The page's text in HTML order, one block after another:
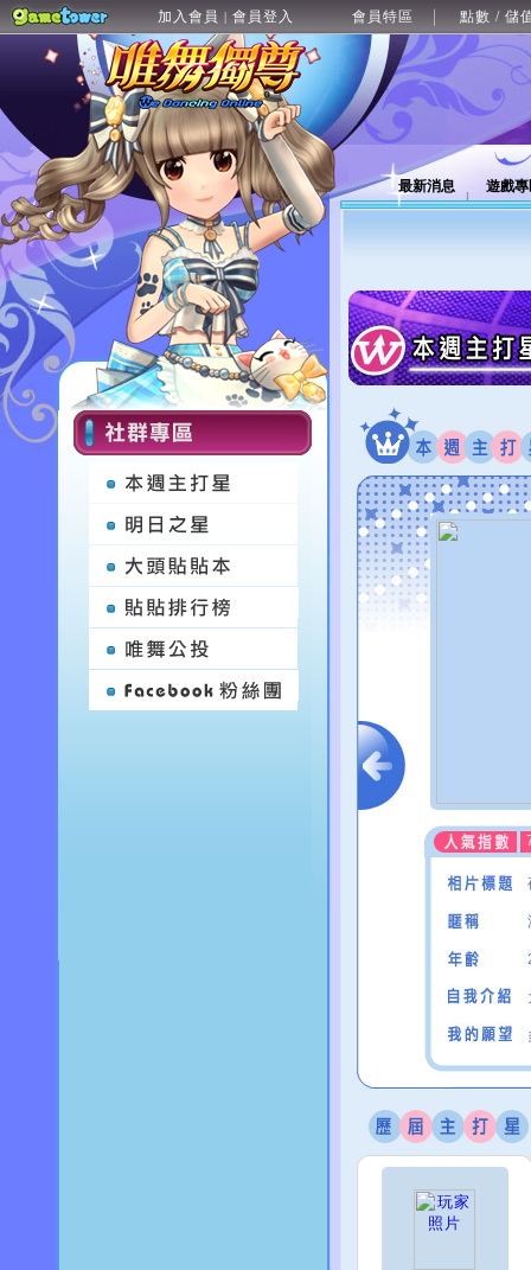
加入會員 | 會員登入 會員特區 點數 / 儲
最新消息 遊戲